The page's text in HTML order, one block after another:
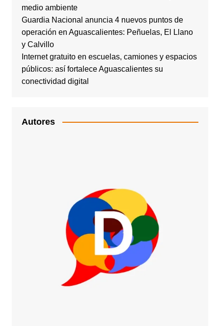
medio ambiente
Guardia Nacional anuncia 4 nuevos puntos de
operación en Aguascalientes: Peñuelas, El Llano
y Calvillo
Internet gratuito en escuelas, camiones y espacios
públicos: así fortalece Aguascalientes su
conectividad digital
Autores